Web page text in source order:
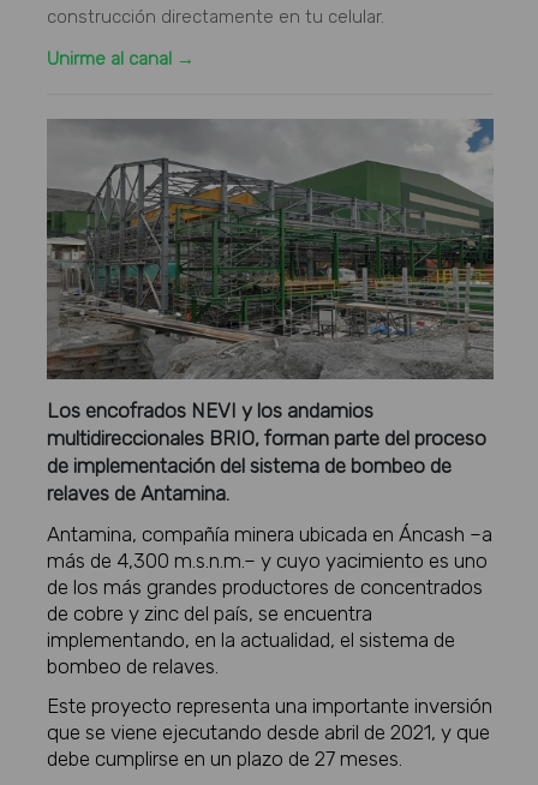
construcción directamente en tu celular.
Unirme al canal →
Los encofrados NEVI y los andamios
multidireccionales BRIO, forman parte del proceso
de implementación del sistema de bombeo de
relaves de Antamina.
Antamina, compañía minera ubicada en Áncash –a
más de 4,300 m.s.n.m.– y cuyo yacimiento es uno
de los más grandes productores de concentrados
de cobre y zinc del país, se encuentra
implementando, en la actualidad, el sistema de
bombeo de relaves.
Este proyecto representa una importante inversión
que se viene ejecutando desde abril de 2021, y que
debe cumplirse en un plazo de 27 meses.